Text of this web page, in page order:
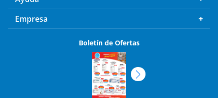
Empresa
Boletín de Ofertas